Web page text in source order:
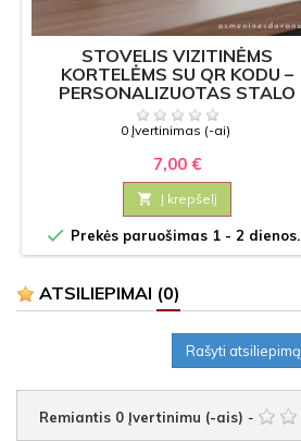
STOVELIS VIZITINĖMS
KORTELĖMS SU QR KODU –
PERSONALIZUOTAS STALO
LAIKIKLIS
0 Įvertinimas (-ai)
7,00 €
 Į krepšelį
 Prekės paruošimas 1 - 2 dienos.
ATSILIEPIMAI (0)
Rašyti atsiliepimą
Remiantis 0 Įvertinimu (-ais) -